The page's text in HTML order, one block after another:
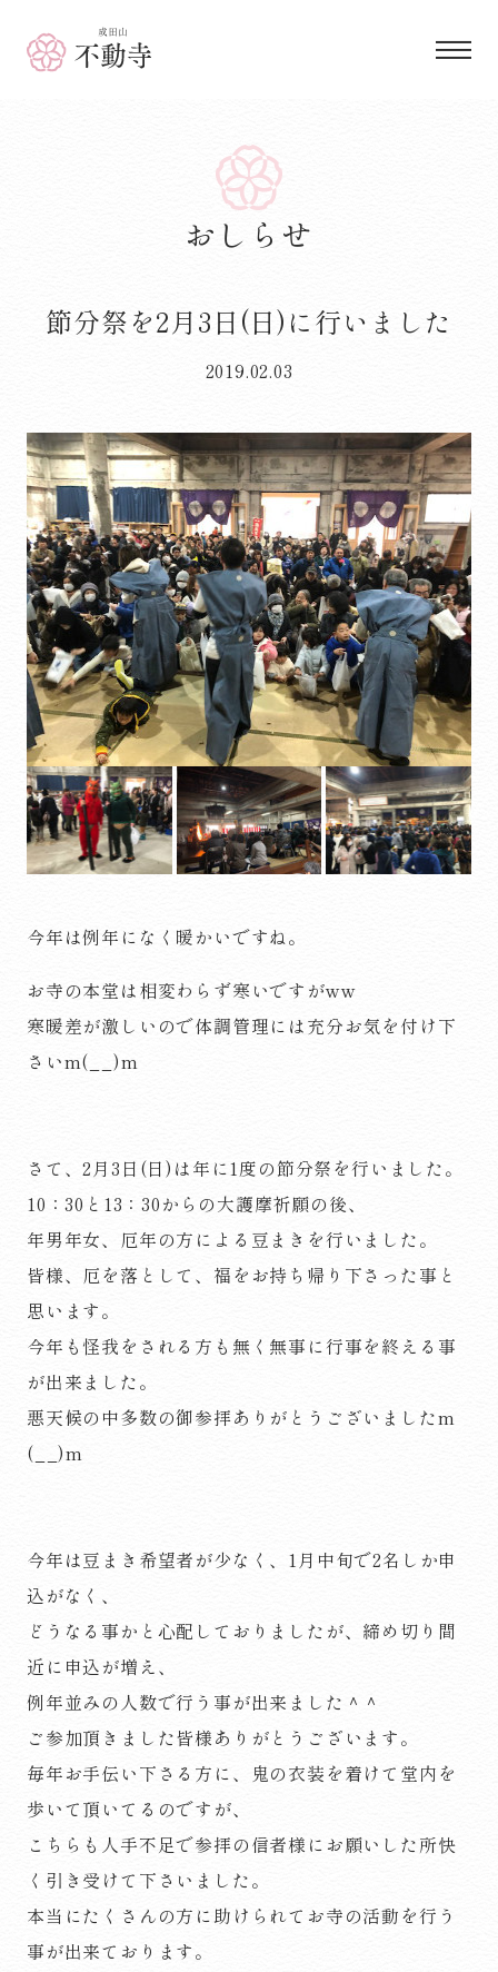
成田山 不動寺
おしらせ
節分祭を2月3日(日)に行いました
2019.02.03
今年は例年になく暖かいですね。
お寺の本堂は相変わらず寒いですがww
寒暖差が激しいので体調管理には充分お気を付け下
さいm(__)m
さて、2月3日(日)は年に1度の節分祭を行いました。
10：30と13：30からの大護摩祈願の後、
年男年女、厄年の方による豆まきを行いました。
皆様、厄を落として、福をお持ち帰り下さった事と
思います。
今年も怪我をされる方も無く無事に行事を終える事
が出来ました。
悪天候の中多数の御参拝ありがとうございましたm
(__)m
今年は豆まき希望者が少なく、1月中旬で2名しか申
込がなく、
どうなる事かと心配しておりましたが、締め切り間
近に申込が増え、
例年並みの人数で行う事が出来ました＾＾
ご参加頂きました皆様ありがとうございます。
毎年お手伝い下さる方に、鬼の衣装を着けて堂内を
歩いて頂いてるのですが、
こちらも人手不足で参拝の信者様にお願いした所快
く引き受けて下さいました。
本当にたくさんの方に助けられてお寺の活動を行う
事が出来ております。